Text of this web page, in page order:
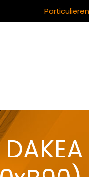
Particulieren